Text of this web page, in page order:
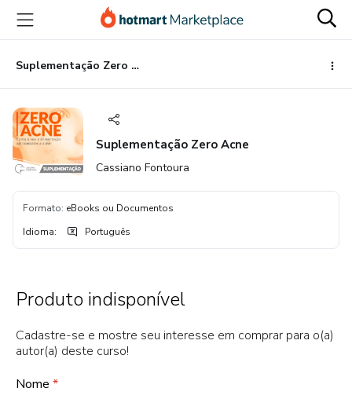
para
conteúdo
principal
para
pagamento
para
rodapé
Suplementação Zero Acne
Suplementação Zero Acne
Cassiano Fontoura
Formato: eBooks ou Documentos
Idioma: Português
Produto indisponível
Cadastre-se e mostre seu interesse em comprar para o(a)
autor(a) deste curso!
Nome *